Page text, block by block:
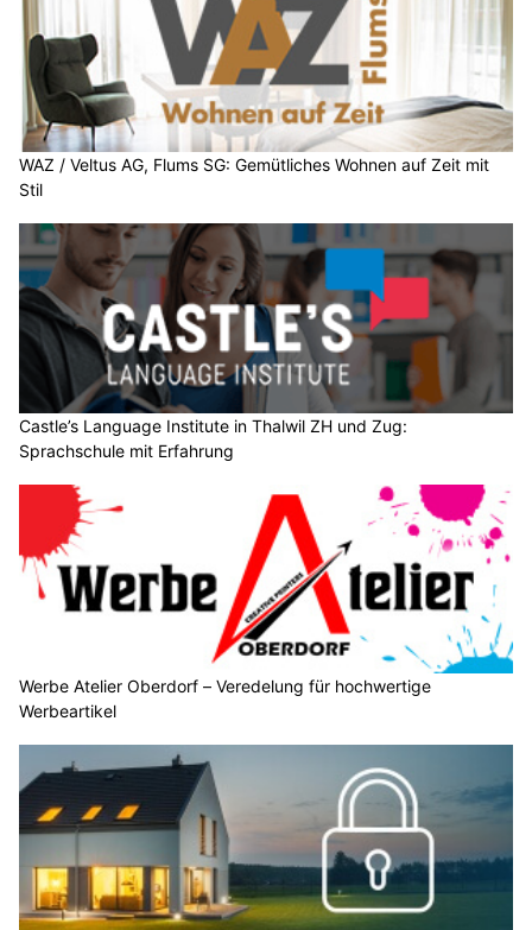
WAZ / Veltus AG, Flums SG: Gemütliches Wohnen auf Zeit mit
Stil
Castle’s Language Institute in Thalwil ZH und Zug:
Sprachschule mit Erfahrung
Werbe Atelier Oberdorf – Veredelung für hochwertige
Werbeartikel